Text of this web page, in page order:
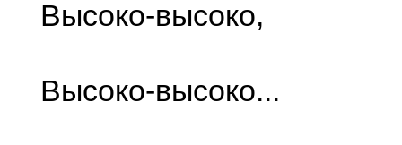
Высоко-высоко,
Высоко-высоко...